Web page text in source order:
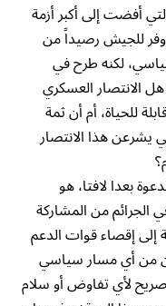
أفضت إلى أكبر أزمة
وفر للجيش رصيداً من
لكنه طرح في
الانتصار العسكري
للحياة، أم أن ثمة
هذا الانتصار
بعدا لافتا، هو
الجرائم من المشاركة
إلى إقصاء قوات الدعم
من أي مسار سياسي
لأي تفاوض أو سلام